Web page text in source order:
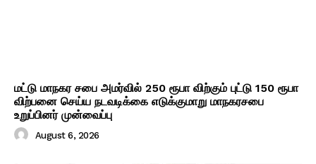
மட்டு மாநகர சபை அமர்வில் 250 ரூபா விற்கும் புட்டு 150 ரூபா
விற்பனை செய்ய நடவடிக்கை எடுக்குமாறு மாநகரசபை
உறுப்பினர் முன்வைப்பு
August 6, 2026